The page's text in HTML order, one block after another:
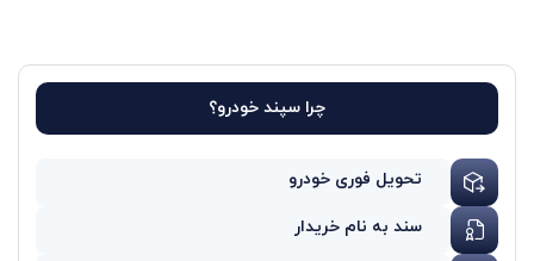
چرا سپند خودرو؟
تحویل فوری خودرو
سند به نام خریدار